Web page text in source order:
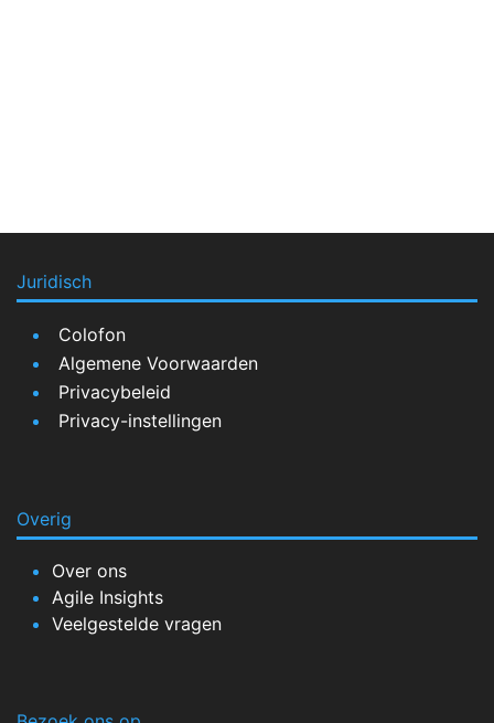
Juridisch
Colofon
Algemene Voorwaarden
Privacybeleid
Privacy-instellingen
Overig
Over ons
Agile Insights
Veelgestelde vragen